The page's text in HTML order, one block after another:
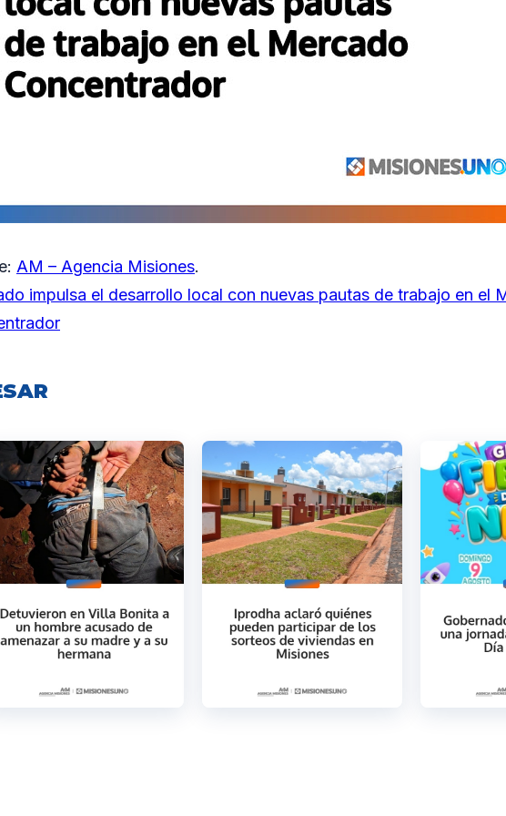
AM – Agencia Misiones.
impulsa el desarrollo local con nuevas pautas de trabajo en el